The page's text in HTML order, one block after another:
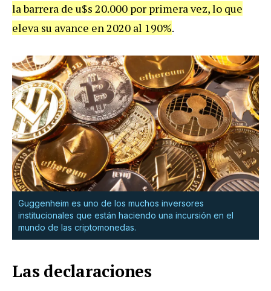
la barrera de u$s 20.000 por primera vez, lo que
eleva su avance en 2020 al 190%.
Guggenheim es uno de los muchos inversores
institucionales que están haciendo una incursión en el
mundo de las criptomonedas.
Las declaraciones